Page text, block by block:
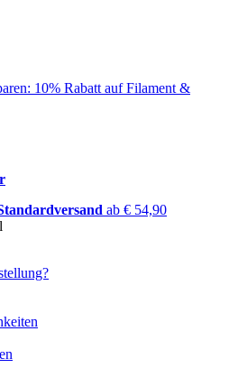
10% Rabatt auf Filament &
ab € 54,90